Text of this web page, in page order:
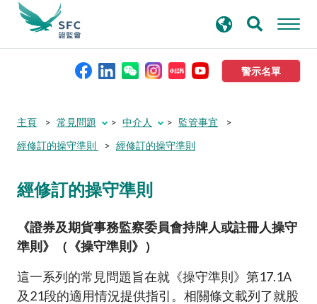
警示名單
本會簡介
規則及標準
資料庫
新聞稿及公布
尋
主頁 常見問題 中介人
監管事宜
經修訂的操守準則
經修訂的操守準則
經修訂的操守準則
《證券及期貨事務監察委員會持牌人或註冊人操守
準則》（《操守準則》）
這一系列的常見問題旨在就《操守準則》第17.1A
及21段的適用情況提供指引。相關條文載列了就股